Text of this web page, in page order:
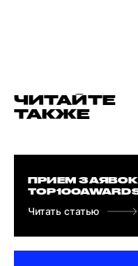
ЧИТАЙТЕ
ТАКЖЕ
ПРИЕМ
Читать статью